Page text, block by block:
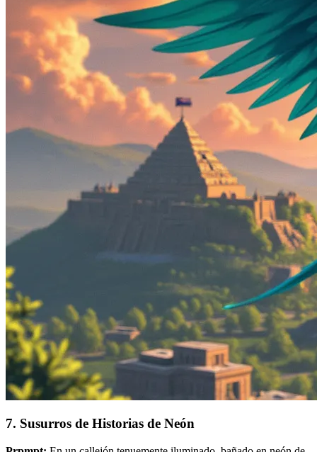
7. Susurros de Historias de Neón